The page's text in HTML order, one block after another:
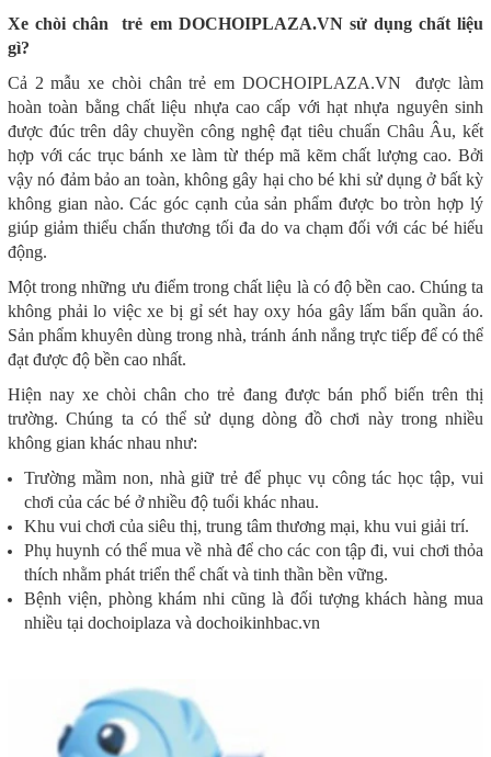
Xe chòi chân trẻ em DOCHOIPLAZA.VN sử dụng chất liệu
gì?
Cả 2 mẫu xe chòi chân trẻ em DOCHOIPLAZA.VN được làm
hoàn toàn bằng chất liệu nhựa cao cấp với hạt nhựa nguyên sinh
được đúc trên dây chuyền công nghệ đạt tiêu chuẩn Châu Âu, kết
hợp với các trục bánh xe làm từ thép mã kẽm chất lượng cao. Bởi
vậy nó đảm bảo an toàn, không gây hại cho bé khi sử dụng ở bất kỳ
không gian nào. Các góc cạnh của sản phẩm được bo tròn hợp lý
giúp giảm thiểu chấn thương tối đa do va chạm đối với các bé hiếu
động.
Một trong những ưu điểm trong chất liệu là có độ bền cao. Chúng ta
không phải lo việc xe bị gỉ sét hay oxy hóa gây lấm bẩn quần áo.
Sản phẩm khuyên dùng trong nhà, tránh ánh nắng trực tiếp để có thể
đạt được độ bền cao nhất.
Hiện nay xe chòi chân cho trẻ đang được bán phổ biến trên thị
trường. Chúng ta có thể sử dụng dòng đồ chơi này trong nhiều
không gian khác nhau như:
Trường mầm non, nhà giữ trẻ để phục vụ công tác học tập, vui
chơi của các bé ở nhiều độ tuổi khác nhau.
Khu vui chơi của siêu thị, trung tâm thương mại, khu vui giải trí.
Phụ huynh có thể mua về nhà để cho các con tập đi, vui chơi thỏa
thích nhằm phát triển thể chất và tinh thần bền vững.
Bệnh viện, phòng khám nhi cũng là đối tượng khách hàng mua
nhiều tại dochoiplaza và dochoikinhbac.vn